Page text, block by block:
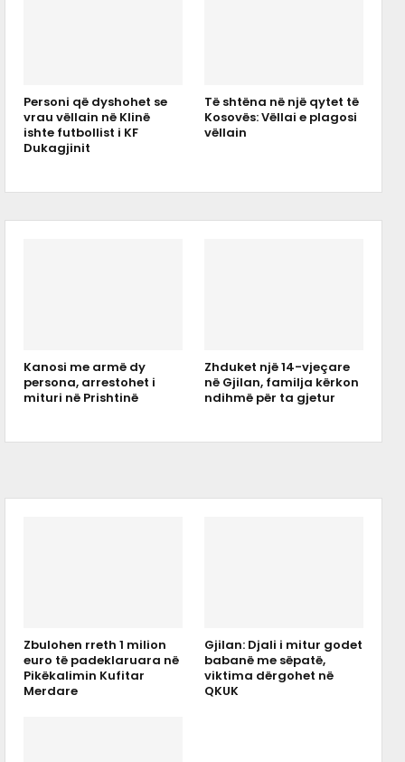
Personi që dyshohet se
vrau vëllain në Klinë
ishte futbollist i KF
Dukagjinit
Të shtëna në një qytet të
Kosovës: Vëllai e plagosi
vëllain
Kanosi me armë dy
persona, arrestohet i
mituri në Prishtinë
Zhduket një 14-vjeçare
në Gjilan, familja kërkon
ndihmë për ta gjetur
Zbulohen rreth 1 milion
euro të padeklaruara në
Pikëkalimin Kufitar
Merdare
Gjilan: Djali i mitur godet
babanë me sëpatë,
viktima dërgohet në
QKUK